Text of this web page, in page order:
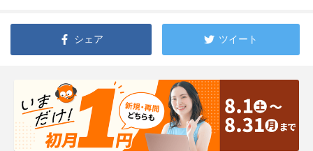
シェア ツイート